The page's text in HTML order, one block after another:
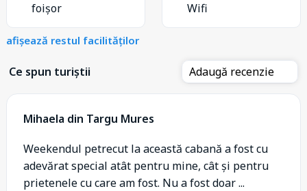
foișor Wifi
afișează restul facilităților
Ce spun turiștii Adaugă recenzie
Mihaela din Targu Mures
Weekendul petrecut la această cabană a fost cu
adevărat special atât pentru mine, cât și pentru
prietenele cu care am fost. Nu a fost doar ...